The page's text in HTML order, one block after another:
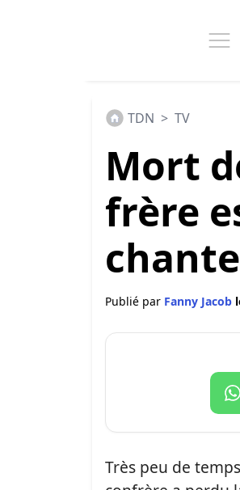
TDN > TV
Mort
frère
Publié par Fanny Jacob
Très peu de